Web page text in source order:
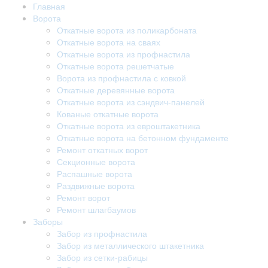
Главная
Ворота
Откатные ворота из поликарбоната
Откатные ворота на сваях
Откатные ворота из профнастила
Откатные ворота решетчатые
Ворота из профнастила с ковкой
Откатные деревянные ворота
Откатные ворота из сэндвич-панелей
Кованые откатные ворота
Откатные ворота из евроштакетника
Откатные ворота на бетонном фундаменте
Ремонт откатных ворот
Секционные ворота
Распашные ворота
Раздвижные ворота
Ремонт ворот
Ремонт шлагбаумов
Заборы
Забор из профнастила
Забор из металлического штакетника
Забор из сетки-рабицы